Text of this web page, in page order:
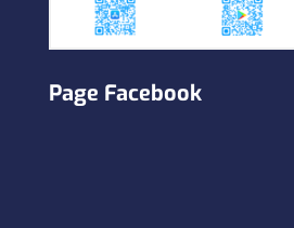
Page Facebook